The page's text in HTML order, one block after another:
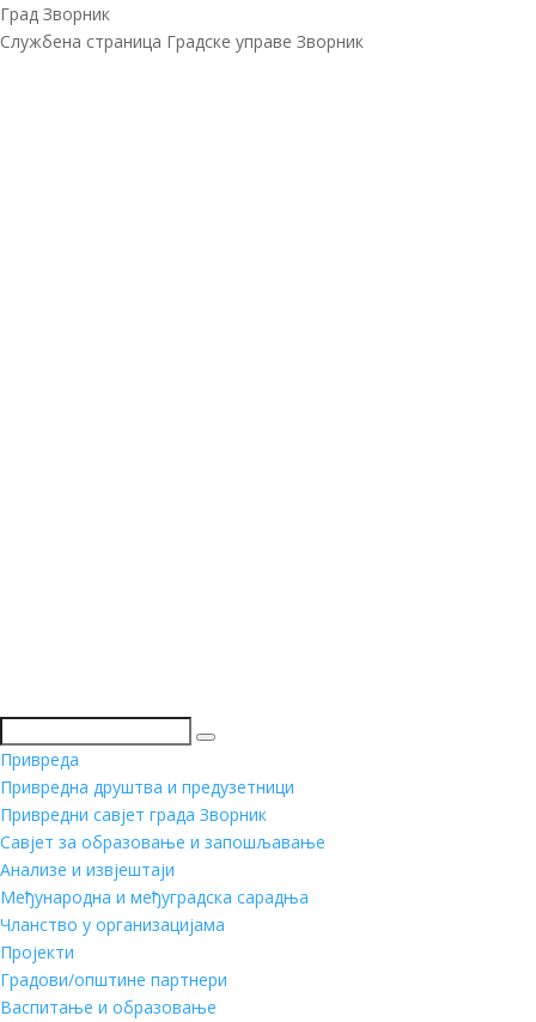
Град Зворник
Службена страница Градске управе Зворник
Претражи
Привреда
Привредна друштва и предузетници
Привредни савјет града Зворник
Савјет за образовање и запошљавање
Анализе и извјештаји
Међународна и међуградска сарадња
Чланство у организацијама
Пројекти
Градови/општине партнери
Васпитање и образовање